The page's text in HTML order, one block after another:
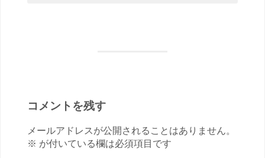
コメントを残す
メールアドレスが公開されることはありません。
※ が付いている欄は必須項目です